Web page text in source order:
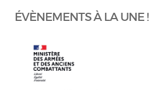
ÉVÈNEMENTS À LA UNE !